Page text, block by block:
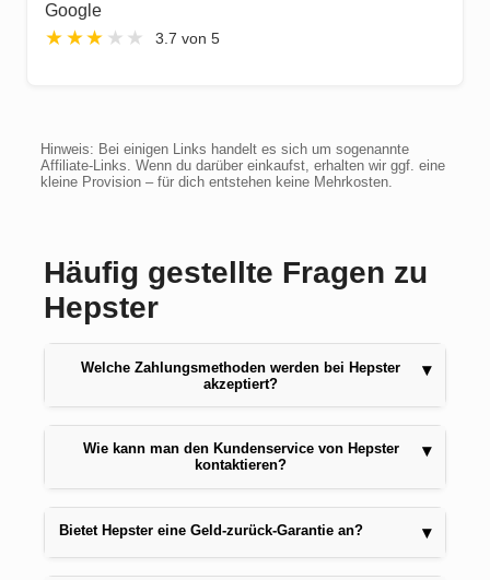
Google
★★★ ★ ★ 3.7 von 5
Hinweis: Bei einigen Links handelt es sich um sogenannte
Affiliate-Links. Wenn du darüber einkaufst, erhalten wir ggf. eine
kleine Provision – für dich entstehen keine Mehrkosten.
Häufig gestellte Fragen zu
Hepster
Welche Zahlungsmethoden werden bei Hepster
akzeptiert?
▾
Wie kann man den Kundenservice von Hepster
kontaktieren?
▾
Bietet Hepster eine Geld-zurück-Garantie an? ▾